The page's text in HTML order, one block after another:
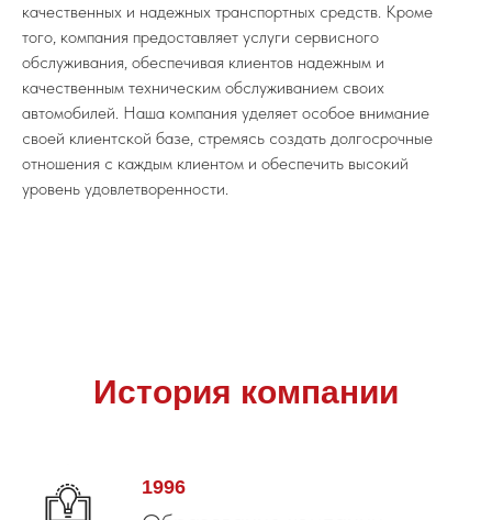
качественных и надежных транспортных средств. Кроме
того, компания предоставляет услуги сервисного
обслуживания, обеспечивая клиентов надежным и
качественным техническим обслуживанием своих
автомобилей. Наша компания уделяет особое внимание
своей клиентской базе, стремясь создать долгосрочные
отношения с каждым клиентом и обеспечить высокий
уровень удовлетворенности.
История компании
1996